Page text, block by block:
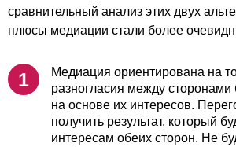
сравнительный анализ этих двух
плюсы медиации стали более
Медиация ориентирована на
разногласия между
на основе их интересов.
получить результат, который
интересам обеих сторон. Не